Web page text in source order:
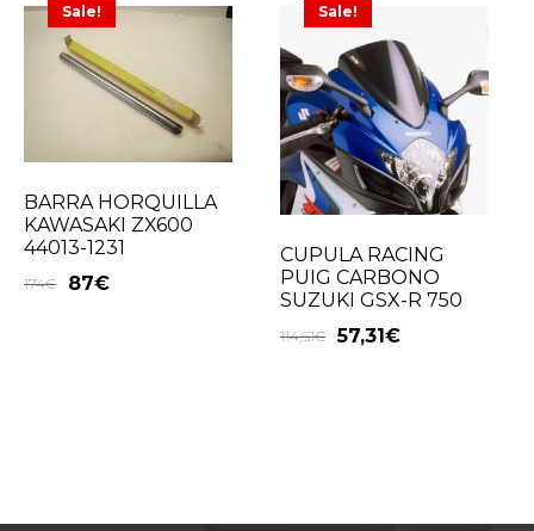
Sale!
BARRA HORQUILLA
KAWASAKI ZX600
44013-1231
174€ 87€
Sale!
CUPULA RACING
PUIG CARBONO
SUZUKI GSX-R 750
114,61€ 57,31€